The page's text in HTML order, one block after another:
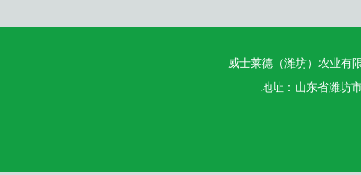
威士莱德（潍坊）农业
地址：山东省潍坊